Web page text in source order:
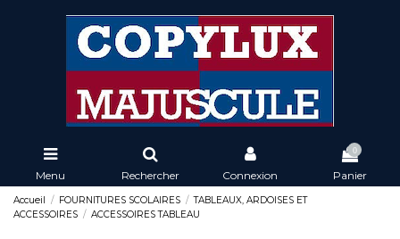
Menu Rechercher Connexion
0
Panier
Accueil FOURNITURES SCOLAIRES
TABLEAUX, ARDOISES ET
ACCESSOIRES
ACCESSOIRES TABLEAU